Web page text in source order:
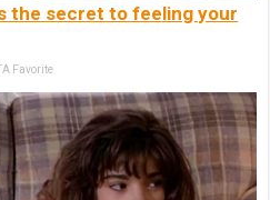
the secret to feeling your
Favorite